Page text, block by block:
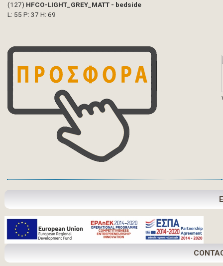
(127) HFCO-LIGHT_GREY_MATT - bedside
L: 55 P: 37 H: 69